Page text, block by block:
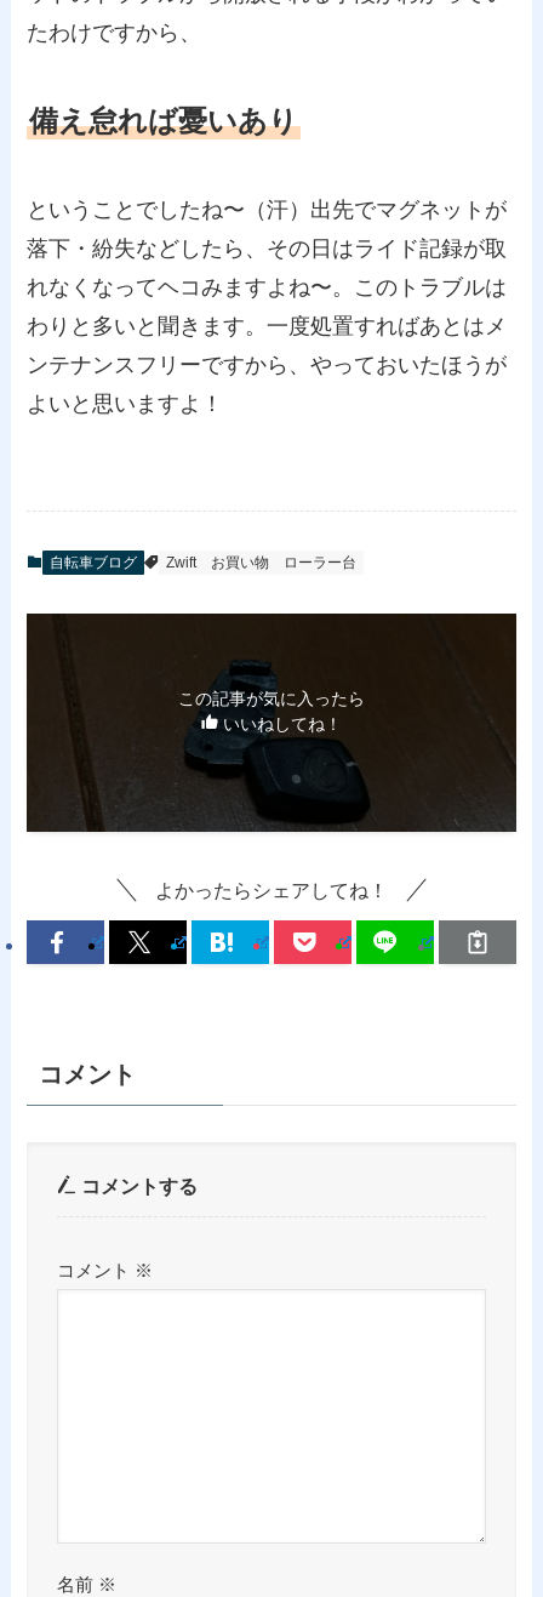
たわけですから、
備え怠れば憂いあり
ということでしたね〜（汗）出先でマグネットが
落下・紛失などしたら、その日はライド記録が取
れなくなってヘコみますよね〜。このトラブルは
わりと多いと聞きます。一度処置すればあとはメ
ンテナンスフリーですから、やっておいたほうが
よいと思いますよ！
自転車ブログ Zwift お買い物 ローラー台
この記事が気に入ったら
いいねしてね！
よかったらシェアしてね！
コメント
コメントする
コメント ※
名前 ※